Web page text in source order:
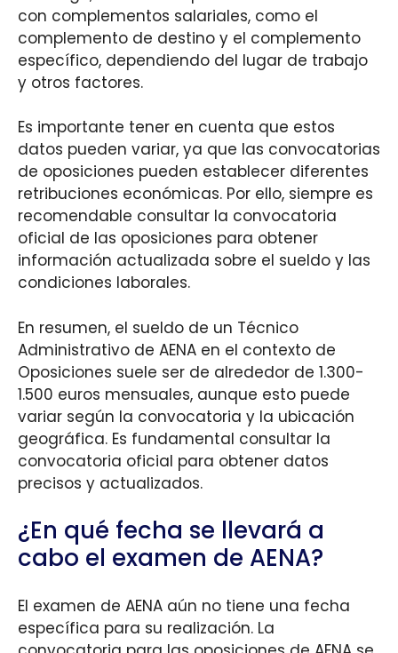
con complementos salariales, como el
complemento de destino y el complemento
específico, dependiendo del lugar de trabajo
y otros factores.
Es importante tener en cuenta que estos
datos pueden variar, ya que las convocatorias
de oposiciones pueden establecer diferentes
retribuciones económicas. Por ello, siempre es
recomendable consultar la convocatoria
oficial de las oposiciones para obtener
información actualizada sobre el sueldo y las
condiciones laborales.
En resumen, el sueldo de un Técnico
Administrativo de AENA en el contexto de
Oposiciones suele ser de alrededor de 1.300-
1.500 euros mensuales, aunque esto puede
variar según la convocatoria y la ubicación
geográfica. Es fundamental consultar la
convocatoria oficial para obtener datos
precisos y actualizados.
¿En qué fecha se llevará a
cabo el examen de AENA?
El examen de AENA aún no tiene una fecha
específica para su realización. La